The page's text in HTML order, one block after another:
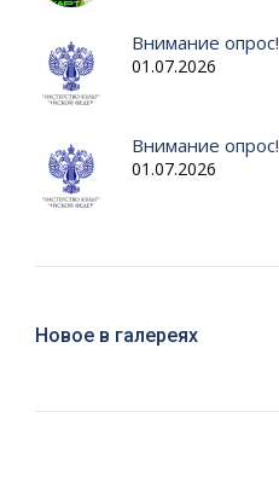
Внимание опрос!
01.07.2026
Внимание опрос!
01.07.2026
Новое в галереях